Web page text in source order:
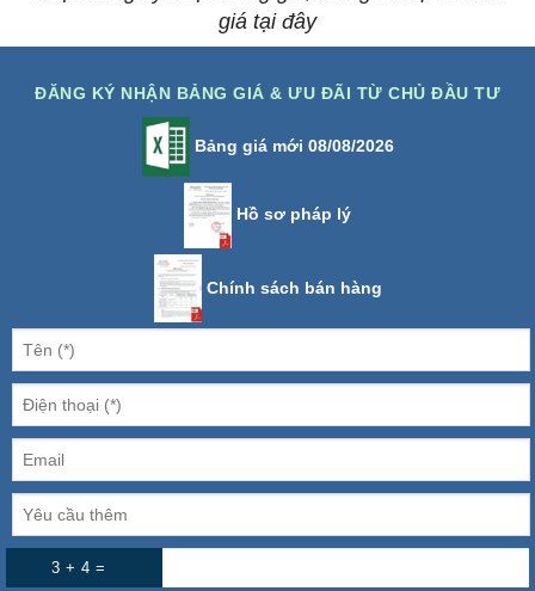
giá tại đây
ĐĂNG KÝ NHẬN BẢNG GIÁ & ƯU ĐÃI TỪ CHỦ ĐẦU TƯ
Bảng giá mới 08/08/2026
Hồ sơ pháp lý
Chính sách bán hàng
3 + 4 =